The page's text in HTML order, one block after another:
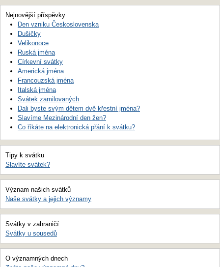
Nejnovější příspěvky
Den vzniku Československa
Dušičky
Velikonoce
Ruská jména
Církevní svátky
Americká jména
Francouzská jména
Italská jména
Svátek zamilovaných
Dali byste svým dětem dvě křestní jména?
Slavíme Mezinárodní den žen?
Co říkáte na elektronická přání k svátku?
Tipy k svátku
Slavíte svátek?
Význam našich svátků
Naše svátky a jejich významy
Svátky v zahraničí
Svátky u sousedů
O významných dnech